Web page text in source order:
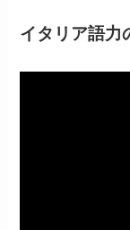
イタリア語力